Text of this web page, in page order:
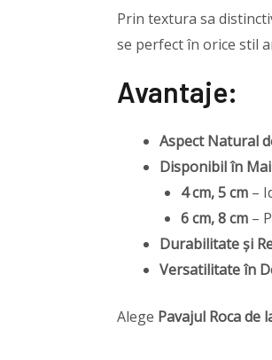
Prin textura sa
se perfect în orice stil
Avantaje:
Aspect Natural
Disponibil în
4 cm, 5 cm –
6 cm, 8 cm –
Durabilitate și
Versatilitate în
Alege Pavajul Roca de